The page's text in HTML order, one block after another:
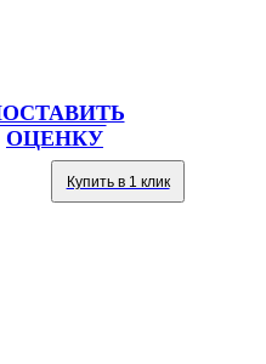
ОЦЕНКУ
5 ПК стекло
Купить в 1 клик